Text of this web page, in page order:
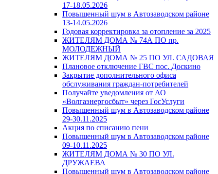
17-18.05.2026
Повышенный шум в Автозаводском районе
13-14.05.2026
Годовая корректировка за отопление за 2025
ЖИТЕЛЯМ ДОМА № 74А ПО пр.
МОЛОДЕЖНЫЙ
ЖИТЕЛЯМ ДОМА № 25 ПО УЛ. САДОВАЯ
Плановое отключение ГВС пос. Доскино
Закрытие дополнительного офиса
обслуживания граждан-потребителей
Получайте уведомления от АО
«Волгаэнергосбыт» через ГосУслуги
Повышенный шум в Автозаводском районе
29-30.11.2025
Акция по списанию пени
Повышенный шум в Автозаводском районе
09-10.11.2025
ЖИТЕЛЯМ ДОМА № 30 ПО УЛ.
ДРУЖАЕВА
Повышенный шум в Автозаводском районе